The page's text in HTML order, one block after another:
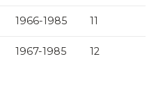
1966-1985 11
1967-1985 12